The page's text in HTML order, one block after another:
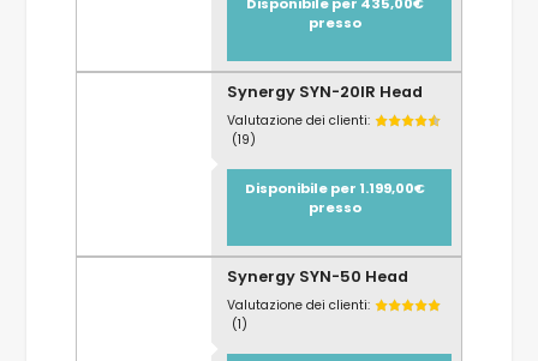
presso
Synergy SYN-20IR Head
Valutazione dei clienti:
(19)
Disponibile per 1.199,00€
presso
Synergy SYN-50 Head
Valutazione dei clienti:
(1)